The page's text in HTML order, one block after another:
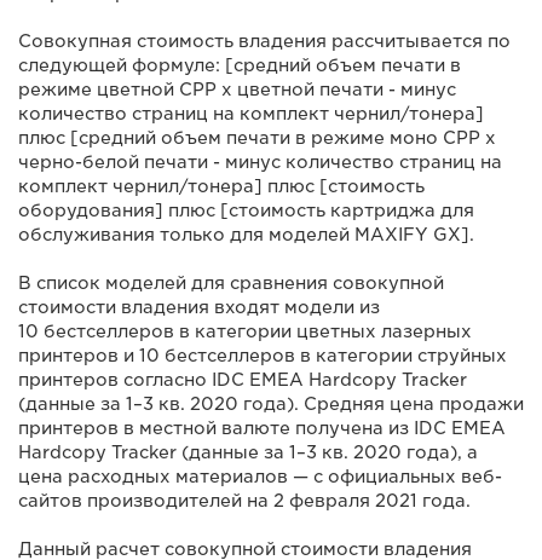
Совокупная стоимость владения рассчитывается по
следующей формуле: [средний объем печати в
режиме цветной CPP x цветной печати - минус
количество страниц на комплект чернил/тонера]
плюс [средний объем печати в режиме моно CPP x
черно-белой печати - минус количество страниц на
комплект чернил/тонера] плюс [стоимость
оборудования] плюс [стоимость картриджа для
обслуживания только для моделей MAXIFY GX].
В список моделей для сравнения совокупной
стоимости владения входят модели из
10 бестселлеров в категории цветных лазерных
принтеров и 10 бестселлеров в категории струйных
принтеров согласно IDC EMEA Hardcopy Tracker
(данные за 1–3 кв. 2020 года). Средняя цена продажи
принтеров в местной валюте получена из IDC EMEA
Hardcopy Tracker (данные за 1–3 кв. 2020 года), а
цена расходных материалов — с официальных веб-
сайтов производителей на 2 февраля 2021 года.
Данный расчет совокупной стоимости владения